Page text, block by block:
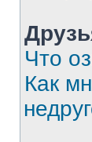
Что
Как